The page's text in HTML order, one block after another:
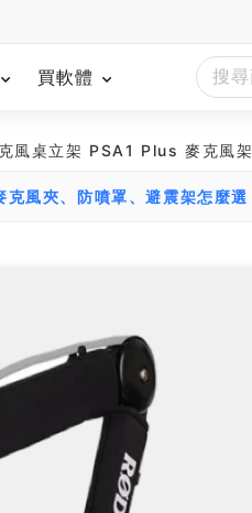
買軟體
風桌立架 PSA1 Plus 麥克風架
克風夾、防噴罩、避震架怎麼選